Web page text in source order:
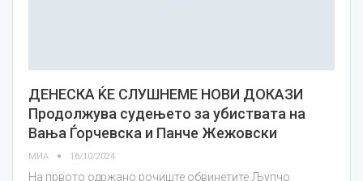
ДЕНЕСКА ЌЕ СЛУШНЕМЕ НОВИ ДОКАЗИ
Продолжува судењето за убиствата на
Вања Ѓорчевска и Панче Жежовски
МИА 16/10/2024
На првото одржано рочиште обвинетите Љупчо